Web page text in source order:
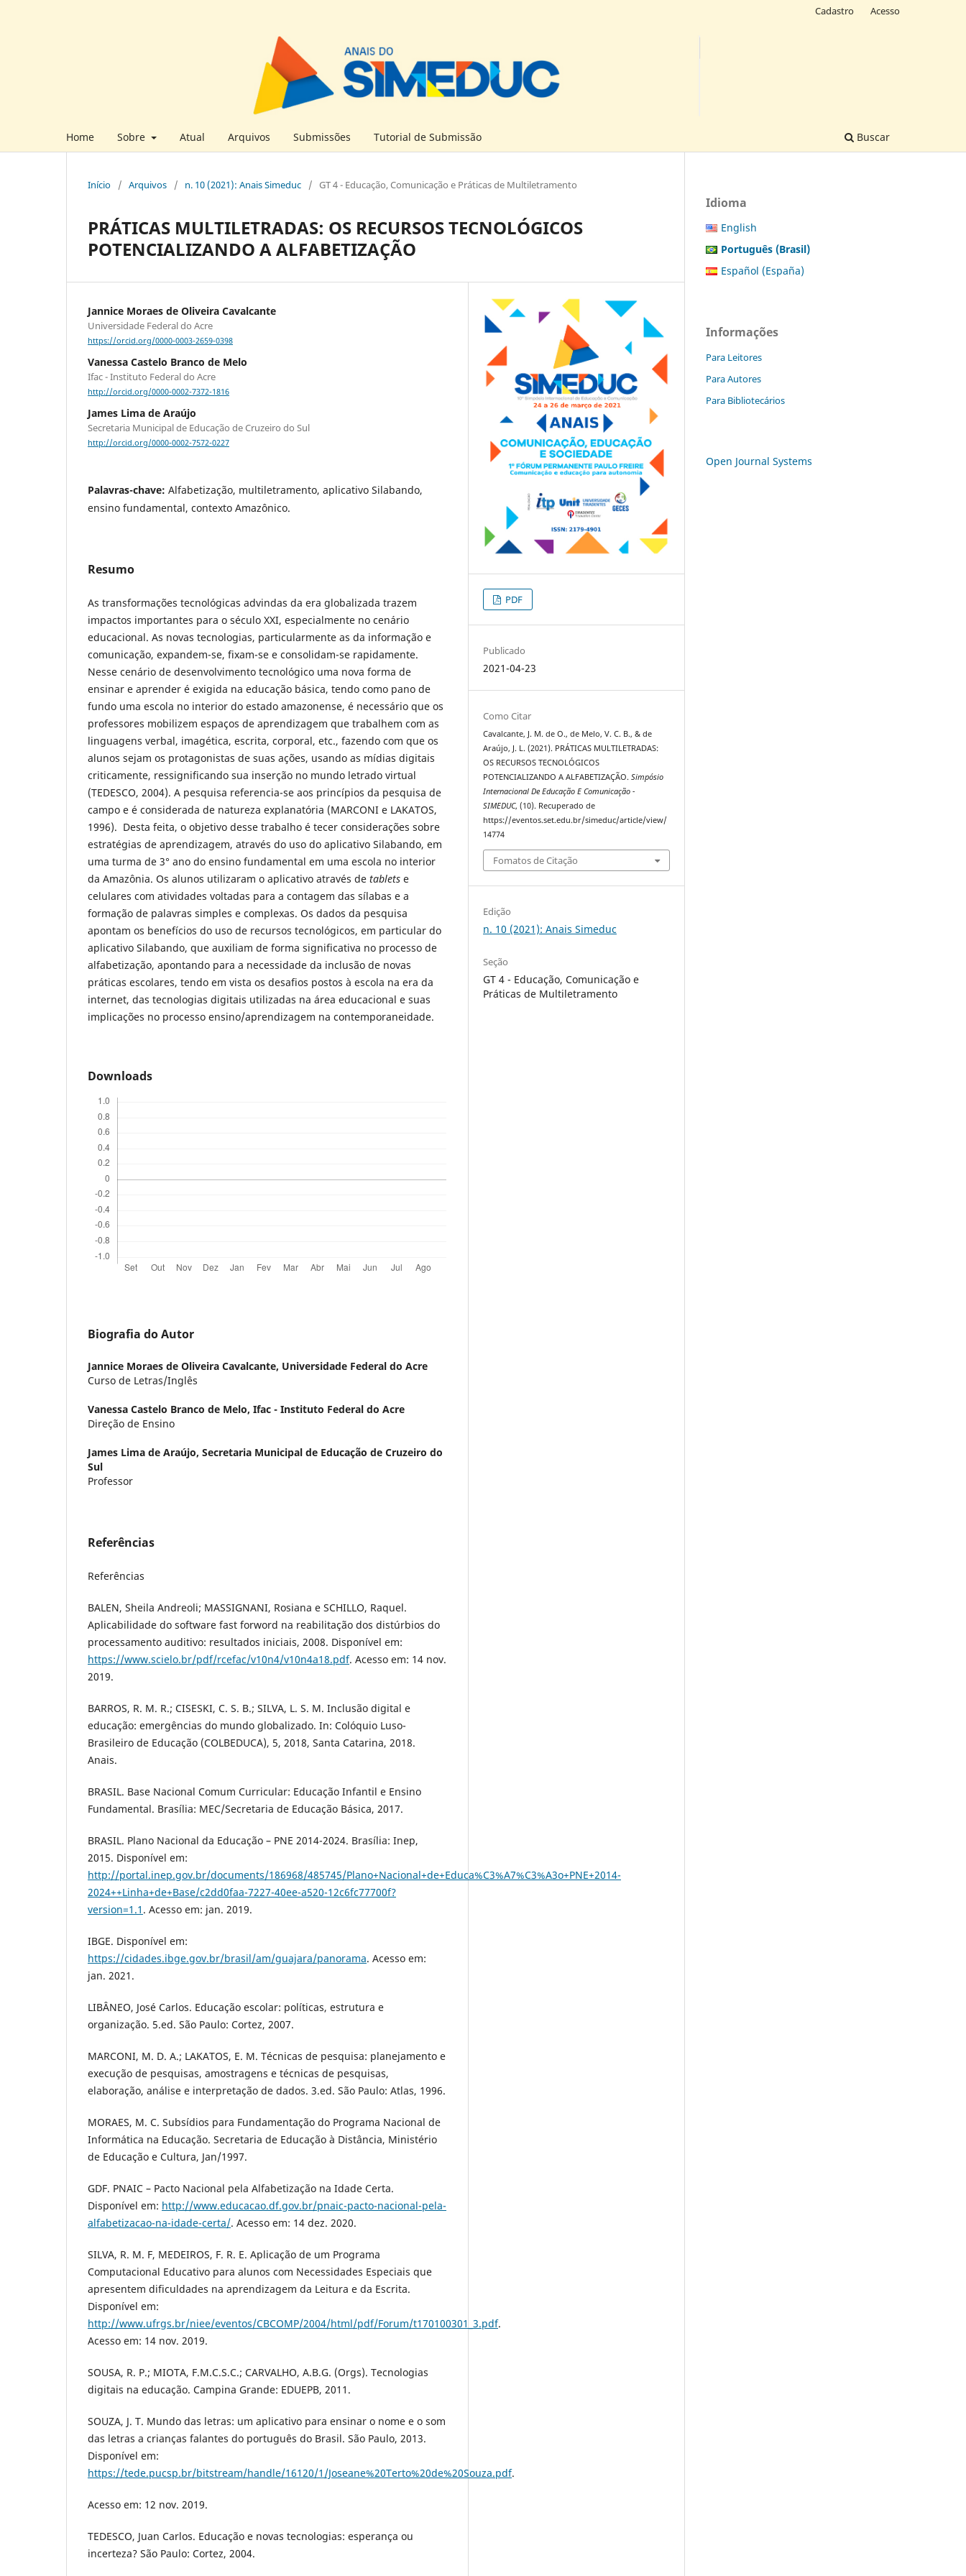
Home Sobre Atual Arquivos Submissões Tutorial de Submissão Buscar
Cadastro Acesso
Início / Arquivos / n. 10 (2021): Anais Simeduc / GT 4 - Educação, Comunicação e Práticas de Multiletramento
PRÁTICAS MULTILETRADAS: OS RECURSOS TECNOLÓGICOS
POTENCIALIZANDO A ALFABETIZAÇÃO
Jannice Moraes de Oliveira Cavalcante
Universidade Federal do Acre
https://orcid.org/0000-0003-2659-0398
Vanessa Castelo Branco de Melo
Ifac - Instituto Federal do Acre
http://orcid.org/0000-0002-7372-1816
James Lima de Araújo
Secretaria Municipal de Educação de Cruzeiro do Sul
http://orcid.org/0000-0002-7572-0227
Palavras-chave: Alfabetização, multiletramento, aplicativo Silabando,
ensino fundamental, contexto Amazônico.
Resumo
As transformações tecnológicas advindas da era globalizada trazem
impactos importantes para o século XXI, especialmente no cenário
educacional. As novas tecnologias, particularmente as da informação e
comunicação, expandem-se, fixam-se e consolidam-se rapidamente.
Nesse cenário de desenvolvimento tecnológico uma nova forma de
ensinar e aprender é exigida na educação básica, tendo como pano de
fundo uma escola no interior do estado amazonense, é necessário que os
professores mobilizem espaços de aprendizagem que trabalhem com as
linguagens verbal, imagética, escrita, corporal, etc., fazendo com que os
alunos sejam os protagonistas de suas ações, usando as mídias digitais
criticamente, ressignificando sua inserção no mundo letrado virtual
(TEDESCO, 2004). A pesquisa referencia-se aos princípios da pesquisa de
campo e é considerada de natureza explanatória (MARCONI e LAKATOS,
1996). Desta feita, o objetivo desse trabalho é tecer considerações sobre
estratégias de aprendizagem, através do uso do aplicativo Silabando, em
uma turma de 3° ano do ensino fundamental em uma escola no interior
da Amazônia. Os alunos utilizaram o aplicativo através de tablets e
celulares com atividades voltadas para a contagem das sílabas e a
formação de palavras simples e complexas. Os dados da pesquisa
apontam os benefícios do uso de recursos tecnológicos, em particular do
aplicativo Silabando, que auxiliam de forma significativa no processo de
alfabetização, apontando para a necessidade da inclusão de novas
práticas escolares, tendo em vista os desafios postos à escola na era da
internet, das tecnologias digitais utilizadas na área educacional e suas
implicações no processo ensino/aprendizagem na contemporaneidade.
Downloads
Biografia do Autor
Jannice Moraes de Oliveira Cavalcante, Universidade Federal do Acre
Curso de Letras/Inglês
Vanessa Castelo Branco de Melo, Ifac - Instituto Federal do Acre
Direção de Ensino
James Lima de Araújo, Secretaria Municipal de Educação de Cruzeiro do
Sul
Professor
Referências
Referências
BALEN, Sheila Andreoli; MASSIGNANI, Rosiana e SCHILLO, Raquel.
Aplicabilidade do software fast forword na reabilitação dos distúrbios do
processamento auditivo: resultados iniciais, 2008. Disponível em:
https://www.scielo.br/pdf/rcefac/v10n4/v10n4a18.pdf. Acesso em: 14 nov.
2019.
BARROS, R. M. R.; CISESKI, C. S. B.; SILVA, L. S. M. Inclusão digital e
educação: emergências do mundo globalizado. In: Colóquio Luso-
Brasileiro de Educação (COLBEDUCA), 5, 2018, Santa Catarina, 2018.
Anais.
BRASIL. Base Nacional Comum Curricular: Educação Infantil e Ensino
Fundamental. Brasília: MEC/Secretaria de Educação Básica, 2017.
BRASIL. Plano Nacional da Educação – PNE 2014-2024. Brasília: Inep,
2015. Disponível em:
http://portal.inep.gov.br/documents/186968/485745/Plano+Nacional+de+Educa%C3%A7%C3%A3o+PNE+2014-
2024++Linha+de+Base/c2dd0faa-7227-40ee-a520-12c6fc77700f?
version=1.1 . Acesso em: jan. 2019.
IBGE. Disponível em:
https://cidades.ibge.gov.br/brasil/am/guajara/panorama. Acesso em:
jan. 2021.
LIBÂNEO, José Carlos. Educação escolar: políticas, estrutura e
organização. 5.ed. São Paulo: Cortez, 2007.
MARCONI, M. D. A.; LAKATOS, E. M. Técnicas de pesquisa: planejamento e
execução de pesquisas, amostragens e técnicas de pesquisas,
elaboração, análise e interpretação de dados. 3.ed. São Paulo: Atlas, 1996.
MORAES, M. C. Subsídios para Fundamentação do Programa Nacional de
Informática na Educação. Secretaria de Educação à Distância, Ministério
de Educação e Cultura, Jan/1997.
GDF. PNAIC – Pacto Nacional pela Alfabetização na Idade Certa.
Disponível em: http://www.educacao.df.gov.br/pnaic-pacto-nacional-pela-
alfabetizacao-na-idade-certa/. Acesso em: 14 dez. 2020.
SILVA, R. M. F, MEDEIROS, F. R. E. Aplicação de um Programa
Computacional Educativo para alunos com Necessidades Especiais que
apresentem dificuldades na aprendizagem da Leitura e da Escrita.
Disponível em:
http://www.ufrgs.br/niee/eventos/CBCOMP/2004/html/pdf/Forum/t170100301_3.pdf.
Acesso em: 14 nov. 2019.
SOUSA, R. P.; MIOTA, F.M.C.S.C.; CARVALHO, A.B.G. (Orgs). Tecnologias
digitais na educação. Campina Grande: EDUEPB, 2011.
SOUZA, J. T. Mundo das letras: um aplicativo para ensinar o nome e o som
das letras a crianças falantes do português do Brasil. São Paulo, 2013.
Disponível em:
https://tede.pucsp.br/bitstream/handle/16120/1/Joseane%20Terto%20de%20Souza.pdf.
Acesso em: 12 nov. 2019.
TEDESCO, Juan Carlos. Educação e novas tecnologias: esperança ou
incerteza? São Paulo: Cortez, 2004.
PDF
Publicado
2021-04-23
Como Citar
Cavalcante, J. M. de O., de Melo, V. C. B., & de
Araújo, J. L. (2021). PRÁTICAS MULTILETRADAS:
OS RECURSOS TECNOLÓGICOS
POTENCIALIZANDO A ALFABETIZAÇÃO.Simpósio
Internacional De Educação E Comunicação -
SIMEDUC, (10). Recuperado de
https://eventos.set.edu.br/simeduc/article/view/
14774
Fomatos de Citação
Edição
n. 10 (2021): Anais Simeduc
Seção
GT 4 - Educação, Comunicação e
Práticas de Multiletramento
Idioma
English
Português (Brasil)
Español (España)
Informações
Para Leitores
Para Autores
Para Bibliotecários
Open Journal Systems